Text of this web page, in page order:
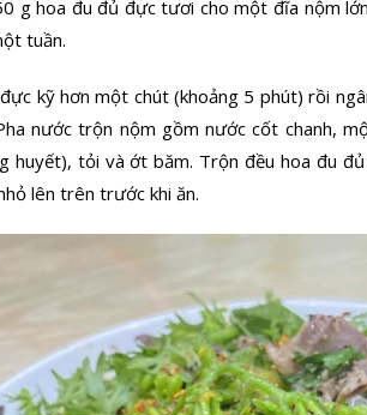
g hoa đu đủ đực tươi cho một đĩa nộm
tuần.
kỹ hơn một chút (khoảng 5 phút) rồi
nước trộn nộm gồm nước cốt chanh,
huyết), tỏi và ớt băm. Trộn đều hoa đu
lên trên trước khi ăn.